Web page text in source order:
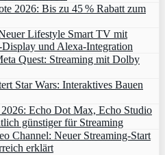
2026: Bis zu 45 % Rabatt zum
Lifestyle Smart TV mit
und Alexa‑Integration
Quest: Streaming mit Dolby
Star Wars: Interaktives Bauen
Echo Dot Max, Echo Studio
günstiger für Streaming
Channel: Neuer Streaming‑Start
erklärt